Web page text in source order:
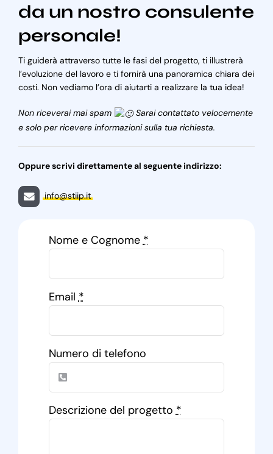
da un nostro consulente
personale!
Ti guiderà attraverso tutte le fasi del progetto, ti illustrerà
l’evoluzione del lavoro e ti fornirà una panoramica chiara dei
costi. Non vediamo l’ora di aiutarti a realizzare la tua idea!
Non riceverai mai spam
Sarai contattato velocemente
e solo per ricevere informazioni sulla tua richiesta.
Oppure scrivi direttamente al seguente indirizzo:
info@stiip.it
Nome e Cognome*
Email*
Numero di telefono
Descrizione del progetto*